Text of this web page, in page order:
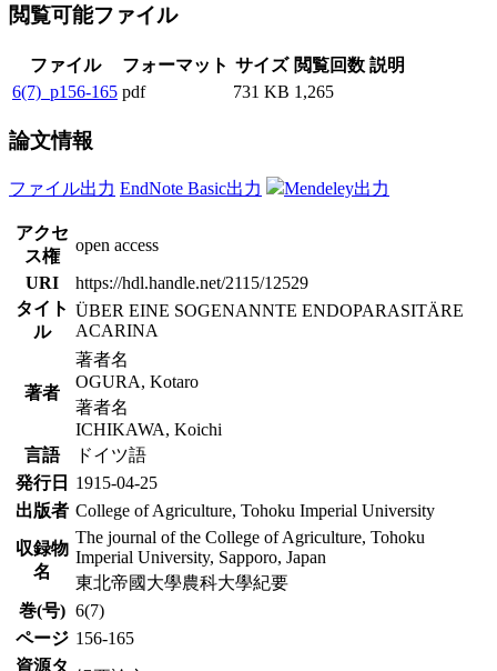
閲覧可能ファイル
ファイル フォーマット サイズ 閲覧回数 説明
6(7)_p156-165 pdf 731 KB 1,265
論文情報
ファイル出力 EndNote Basic出力 Mendeley出力
アクセ
ス権
open access
URI
https://hdl.handle.net/2115/12529
タイト
ル
ÜBER EINE SOGENANNTE ENDOPARASITÄRE
ACARINA
著者
著者名
OGURA, Kotaro
著者名
ICHIKAWA, Koichi
言語
ドイツ語
発行日
1915-04-25
出版者 College of Agriculture, Tohoku Imperial University
収録物
名
The journal of the College of Agriculture, Tohoku
Imperial University, Sapporo, Japan
東北帝國大學農科大學紀要
巻(号) 6(7)
ページ 156-165
資源タ